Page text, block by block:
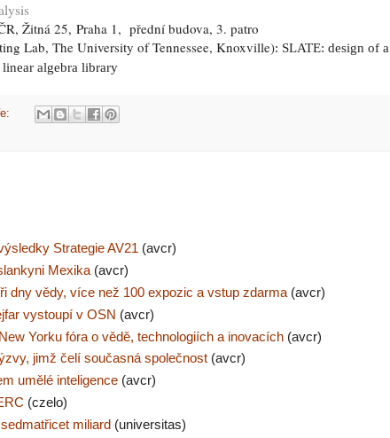
Žitná 25, Praha 1, přední budova, 3. patro
Lab, The University of Tennessee, Knoxville): SLATE: design of a
algebra library
Strategie AV21 (avcr)
Mexika(avcr)
dny vědy, více než 100 expozic a vstup zdarma(avcr)
vystoupí v OSN (avcr)
Yorku fóra o vědě, technologiích a inovacích(avcr)
jimž čelí současná společnost(avcr)
umělé inteligence(avcr)
(czelo)
miliard(universitas)